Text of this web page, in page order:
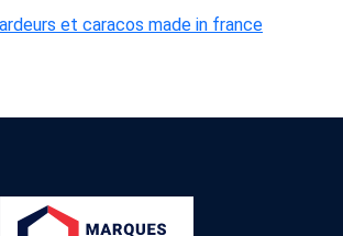
et caracos made in france